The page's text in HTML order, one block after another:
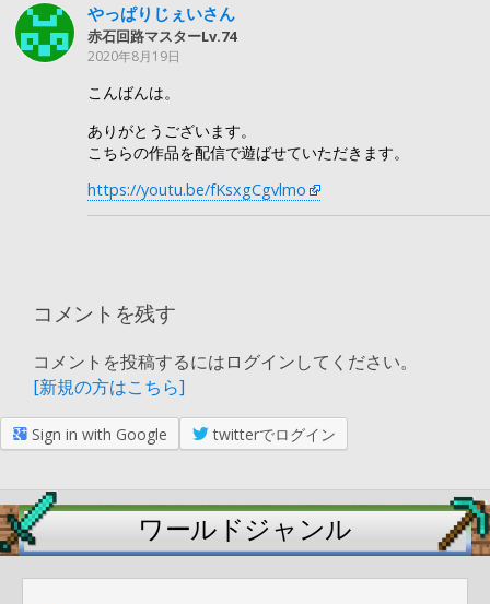
やっぱりじぇいさん
赤石回路マスターLv.74
2020年8月19日
こんばんは。
ありがとうございます。
こちらの作品を配信で遊ばせていただきます。
https://youtu.be/fKsxgCgvlmo
コメントを残す
コメントを投稿するにはログインしてください。
[新規の方はこちら]
Sign in with Google twitterでログイン
ワールドジャンル